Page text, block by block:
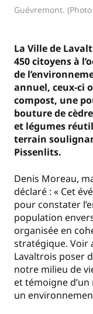
Guévremont.
La Ville de
450 citoyens à
de
annuel, ceux-ci
compost, une
bouture de
et légumes
terrain
Pissenlits.
Denis Moreau,
déclaré : « Cet
pour constater
population
organisée en
stratégique. Voir
Lavaltrois poser
notre milieu de
et témoigne
un